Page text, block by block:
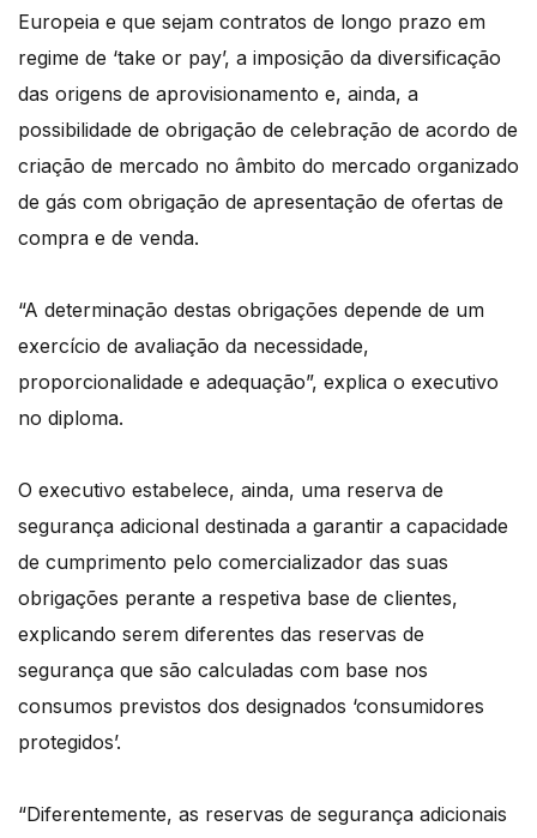
Europeia e que sejam contratos de longo prazo em
regime de ‘take or pay’, a imposição da diversificação
das origens de aprovisionamento e, ainda, a
possibilidade de obrigação de celebração de acordo de
criação de mercado no âmbito do mercado organizado
de gás com obrigação de apresentação de ofertas de
compra e de venda.
“A determinação destas obrigações depende de um
exercício de avaliação da necessidade,
proporcionalidade e adequação”, explica o executivo
no diploma.
O executivo estabelece, ainda, uma reserva de
segurança adicional destinada a garantir a capacidade
de cumprimento pelo comercializador das suas
obrigações perante a respetiva base de clientes,
explicando serem diferentes das reservas de
segurança que são calculadas com base nos
consumos previstos dos designados ‘consumidores
protegidos’.
“Diferentemente, as reservas de segurança adicionais